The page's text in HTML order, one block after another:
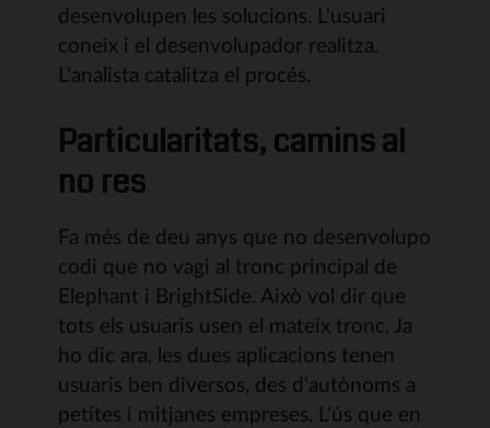
desenvolupen les solucions. L'usuari
coneix i el desenvolupador realitza.
L'analista catalitza el procés.
Particularitats, camins al
no res
Fa més de deu anys que no desenvolupo
codi que no vagi al tronc principal de
Elephant i BrightSide. Això vol dir que
tots els usuaris usen el mateix tronc. Ja
ho dic ara, les dues aplicacions tenen
usuaris ben diversos, des d'autònoms a
petites i mitjanes empreses. L'ús que en